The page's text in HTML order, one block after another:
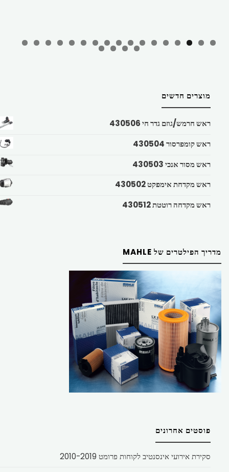
מוצרים חדשים
ראש חרמש/גוזם גדר חי 430506
ראש קומפרסור 430504
ראש מסור אנכי 430503
ראש מקדחת אימפקט 430502
ראש מקדחה רוטטת 430512
מדריך הפילטרים של MAHLE
פוסטים אחרונים
סקירת אירועי אינסנטיב לקוחות פרומט 2010-2019